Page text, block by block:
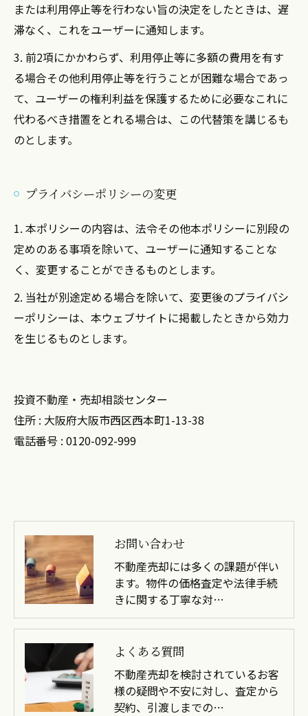
または利用停止等を行わない旨の決定をしたときは、遅
滞なく、これをユーザーに通知します。
3. 前2項にかかわらず、利用停止等に多額の費用を有す
る場合その他利用停止等を行うことが困難な場合であっ
て、ユーザーの権利利益を保護するために必要なこれに
代わるべき措置をとれる場合は、この代替策を講じるも
のとします。
プライバシーポリシーの変更
1. 本ポリシーの内容は、法令その他本ポリシーに別段の
定めのある事項を除いて、ユーザーに通知することな
く、変更することができるものとします。
2. 当社が別途定める場合を除いて、変更後のプライバシ
ーポリシーは、本ウェブサイトに掲載したときから効力
を生じるものとします。
投資不動産・売却相談センター
住所 : 大阪府大阪市西区西本町1-13-38
電話番号 : 0120-092-999
お問い合わせ
不動産売却には多くの課題が伴い
ます。物件の価格査定や法律手続
きに関する丁寧な対…
よくある質問
不動産売却を検討されているお客
様の疑問や不安に対し、査定から
契約、引渡しまでの…